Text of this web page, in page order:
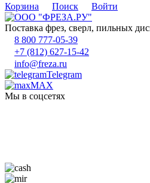
Корзина
Поиск Войти
Поставка фрез, сверл, пильных
8 800 777-05-39
+7 (812) 627-15-42
info@freza.ru
Telegram
MAX
Мы в соцсетях